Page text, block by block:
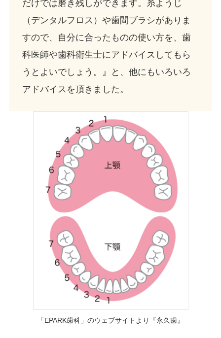
だけでは磨き残しができます。糸ようじ
（デンタルフロス）や歯間ブラシがありま
すので、自分に合ったものの使い方を、歯
科医師や歯科衛生士にアドバイスしてもら
うとよいでしょう。』と、他にもいろいろ
アドバイスを頂きました。
「EPARK歯科」のウェブサイトより『永久歯』